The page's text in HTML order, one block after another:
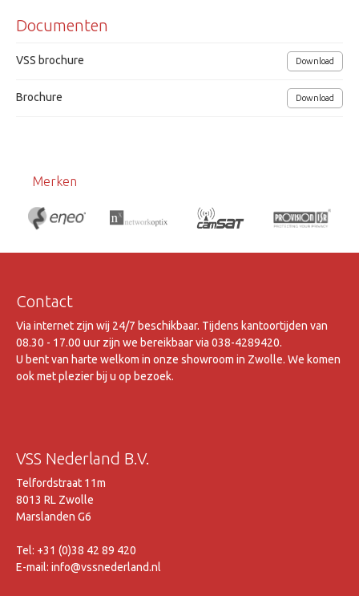
Documenten
VSS brochure Download
Brochure Download
Merken
Contact
Via internet zijn wij 24/7 beschikbaar. Tijdens kantoortijden van
08.30 - 17.00 uur zijn we bereikbaar via 038-4289420.
U bent van harte welkom in onze showroom in Zwolle. We komen
ook met plezier bij u op bezoek.
VSS Nederland B.V.
Telfordstraat 11m
8013 RL Zwolle
Marslanden G6
Tel: +31 (0)38 42 89 420
E-mail: info@vssnederland.nl